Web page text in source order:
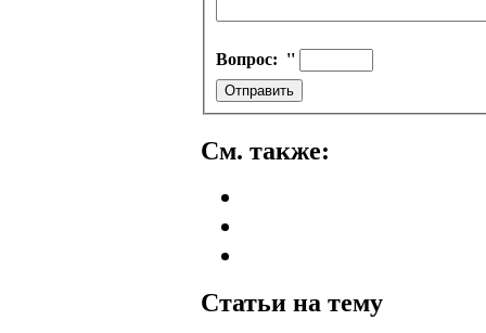
Вопрос: ''
См. также:
Статьи на тему